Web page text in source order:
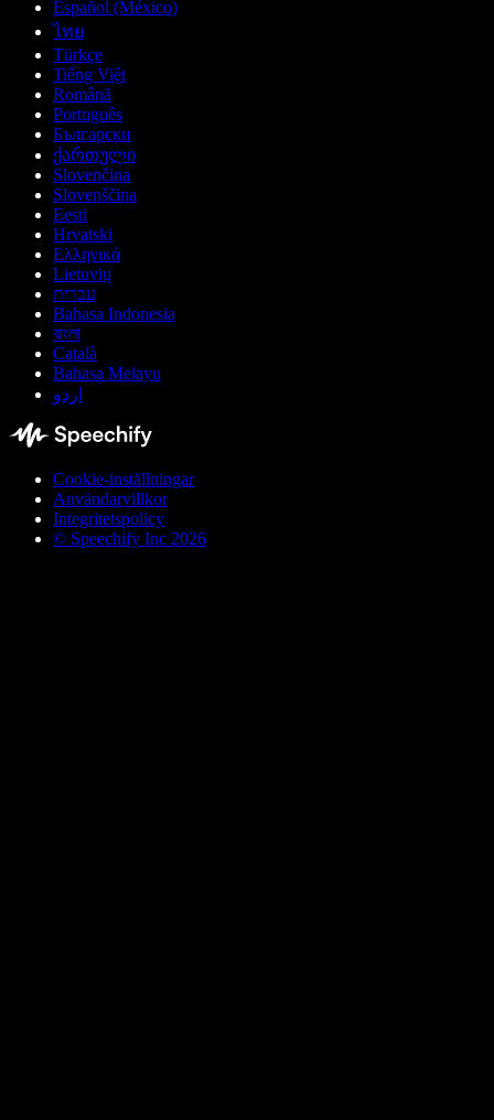
Español (México)
ไทย
Türkçe
Tiếng Việt
Română
Português
Български
ქართული
Slovenčina
Slovenščina
Eesti
Hrvatski
Ελληνικά
Lietuvių
עברית
Bahasa Indonesia
বাংলা
Català
Bahasa Melayu
اردو
Cookie-inställningar
Användarvillkor
Integritetspolicy
© Speechify Inc 2026